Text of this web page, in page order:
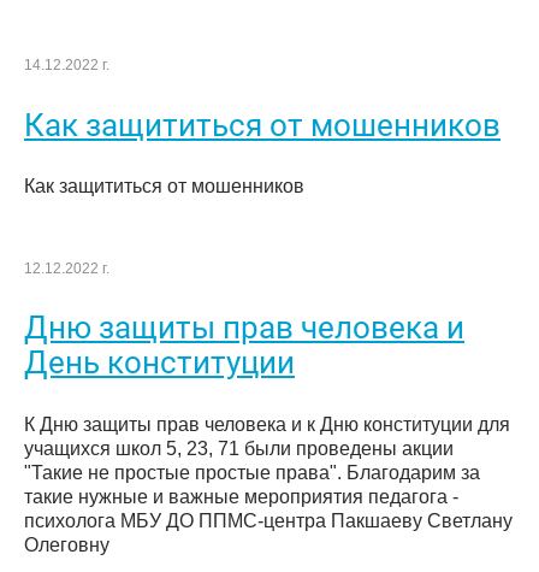
14.12.2022 г.
Как защититься от мошенников
Как защититься от мошенников
12.12.2022 г.
Дню защиты прав человека и
День конституции
К Дню защиты прав человека и к Дню конституции для
учащихся школ 5, 23, 71 были проведены акции
"Такие не простые простые права". Благодарим за
такие нужные и важные мероприятия педагога -
психолога МБУ ДО ППМС-центра Пакшаеву Светлану
Олеговну